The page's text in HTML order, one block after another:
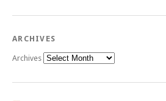
ARCHIVES
Archives